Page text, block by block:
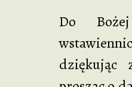
Do
dziękując